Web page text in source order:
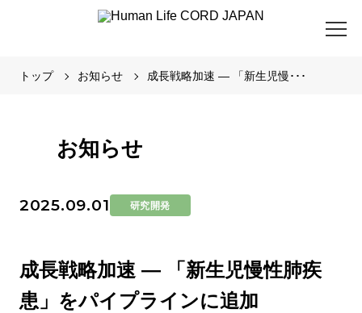
トップ お知らせ 成長戦略加速 ― 「新生児慢･･･
お知らせ
2025.09.01 研究開発
成長戦略加速 ― 「新生児慢性肺疾
患」をパイプラインに追加